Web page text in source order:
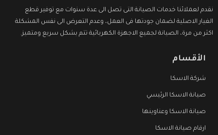
نقدم لعملائنا خدمات الصيانة التى تصل الى عدة سنوات مع توفير قطع
الغيار الاصلية لضمان جودتها فى العمل، وعدم التعرض الى نفس المشكلة
اكثر من مرة، الصيانة لجميع الاجهزة الكهربائية تتم بشكل سريع ومتميز.
الأقسام
شركة الاسكا
صيانة الاسكا الرئيسي
صيانة الاسكا وعناوينها
ارقام صيانة الاسكا